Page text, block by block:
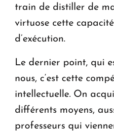
train de distiller de
virtuose cette
d’exécution.
Le dernier point, qui
nous, c’est cette
intellectuelle. On
différents moyens,
professeurs qui